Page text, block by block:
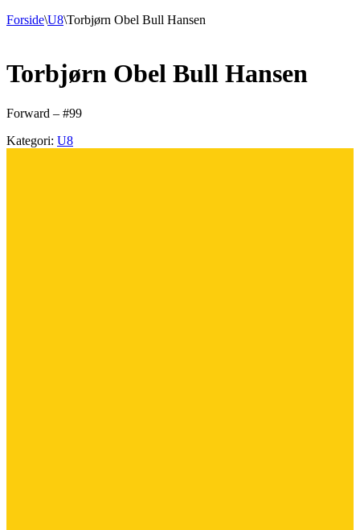
Forside\U8\Torbjørn Obel Bull Hansen
Torbjørn Obel Bull Hansen
Forward – #99
Kategori: U8